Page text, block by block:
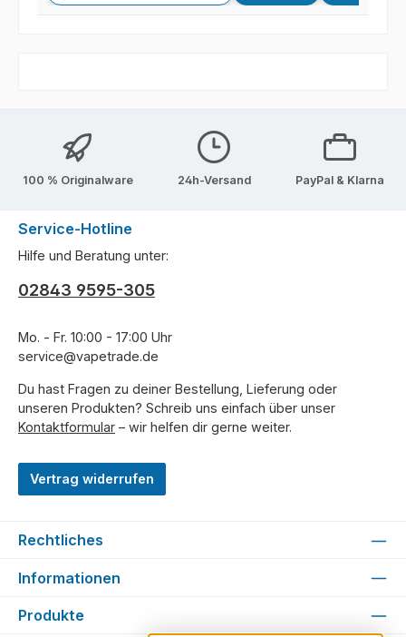
100 % Originalware 24h-Versand PayPal & Klarna
Service-Hotline
Hilfe und Beratung unter:
02843 9595-305
Mo. - Fr. 10:00 - 17:00 Uhr
service@vapetrade.de
Du hast Fragen zu deiner Bestellung, Lieferung oder
unseren Produkten? Schreib uns einfach über unser
Kontaktformular – wir helfen dir gerne weiter.
Vertrag widerrufen
Rechtliches
Informationen
Produkte